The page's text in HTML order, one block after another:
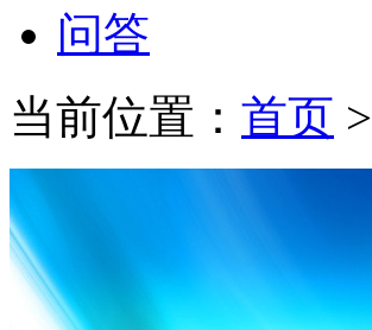
问答
当前位置： 首页 >